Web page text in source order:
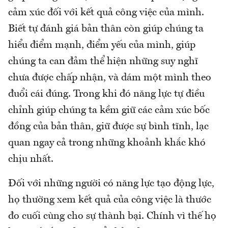
cảm xúc đối với kết quả công việc của mình.
Biết tự đánh giá bản thân còn giúp chúng ta
hiểu điểm mạnh, điểm yếu của mình, giúp
chúng ta can đảm thể hiện những suy nghĩ
chưa được chấp nhận, và dám một mình theo
đuổi cái đúng. Trong khi đó năng lực tự điều
chỉnh giúp chúng ta kềm giữ các cảm xúc bốc
đồng của bản thân, giữ được sự bình tĩnh, lạc
quan ngay cả trong những khoảnh khắc khó
chịu nhất.
Đối với những người có năng lực tạo động lực,
họ thường xem kết quả của công việc là thước
đo cuối cùng cho sự thành bại. Chính vì thế họ